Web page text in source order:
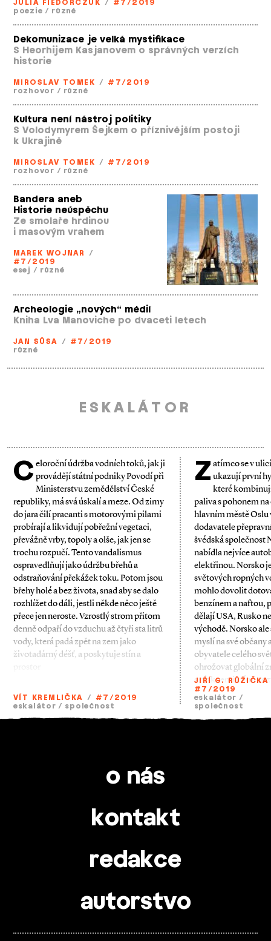
JULIA FIEDORCZUK / #7/2019
poezie / různé
Dekomunizace je velká mystifikace
S Heorhijem Kasjanovem o správných verzích
historie
MIROSLAV TOMEK / #7/2019
rozhovor / různé
Kultura není nástroj politiky
S Volodymyrem Šejkem o příznivějším postoji
k Ukrajině
MIROSLAV TOMEK / #7/2019
rozhovor / různé
Bandera aneb
Historie neúspěchu
Ze smolaře hrdinou
i masovým vrahem
MAREK WOJNAR /
#7/2019
esej / různé
Archeologie „nových“ médií
Kniha Lva Manoviche po dvaceti letech
JAN SŮSA / #7/2019
různé
ESKALÁTOR
C
eloroční údržba vodních toků, jak ji
provádějí státní podniky Povodí při
Ministerstvu zemědělství České
republiky, má svá úskalí a meze. Od zimy
do jara čilí pracanti s motorovými pilami
probírají a likvidují pobřežní vegetaci,
převážně vrby, topoly a olše, jak jen se
trochu rozpučí. Tento vandalismus
ospravedlňují jako údržbu břehů a
odstraňování překážek toku. Potom jsou
břehy holé a bez života, snad aby se dalo
rozhlížet do dáli, jestli někde něco ještě
přece jen neroste. Vzrostlý strom přitom
denně odpaří do vzduchu až čtyři sta litrů
vody, která padá zpět na zem jako
životadárný déšť, a poskytuje stín a
VÍT KREMLIČKA / #7/2019
eskalátor / společnost
Z
atímco se v
ukazují první
které
paliva s pohonem
hlavním městě Oslu
dodavatele
švédská společnost
nabídla nejvíce
elektřinou. Norsko
světových ropných
mohlo dovolit
benzínem a naftou,
dělají USA, Rusko
východě. Norsko ale
myslí na své občany
obyvatele celého
ohrožovat globální
s nízkoemisními
JIŘÍ G. RŮŽIČKA
#7/2019
eskalátor /
společnost
o nás
kontakt
redakce
autorstvo